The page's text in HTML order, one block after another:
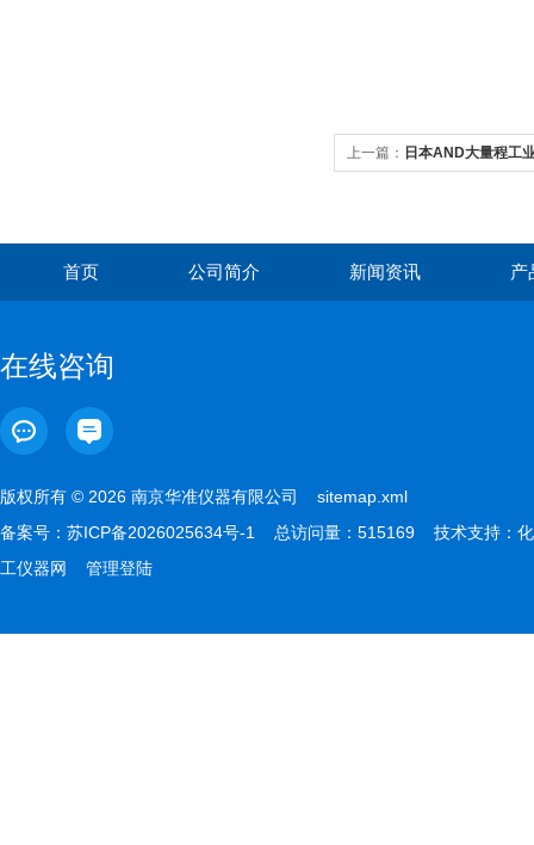
上一篇： 日本AND大量程工
首页 公司简介 新闻资讯 产
在线咨询
版权所有 © 2026 南京华准仪器有限公司 sitemap.xml
备案号： 苏ICP备2026025634号-1 总访问量：515169 技术支持： 化
工仪器网
管理登陆